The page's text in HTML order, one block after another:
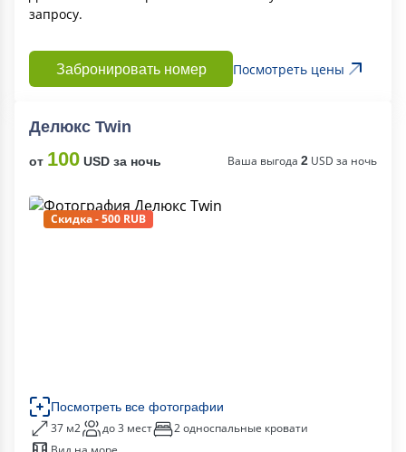
запросу.
Забронировать номер Посмотреть цены
Делюкс Twin
от 100 USD за ночь Ваша выгода 2 USD за ночь
Скидка - 500 RUB
Посмотреть все фотографии
37 м2 до 3 мест
2 односпальные кровати